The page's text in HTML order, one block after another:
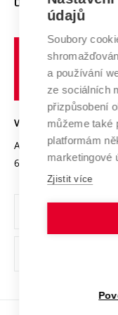
E-přihláška
Doktorské studium
Podpora podnikání
Systém zajišťování
Výzkumné
Transfer znalostí
Open Science
Projekty
Projekty ze
Specifický výzkum
Zahraniční spolupráce
Spolupráce se
Služby univerzity
Mezinárodní dohody
Univerzitní sítě
Profil univerzity
Udržitelná univerzita
Podnikavá univerzita /
Bezpečná univerzita
Vyznamenání
Organizační struktura
Ochrana osobních
VYSOKÉ UČENÍ
Antonínská 548/1
602 00 Brno
údajů
Soubory
a používání
ze sociálních
přizpůsobení
můžeme také
platformám
marketingové
Zjistit více